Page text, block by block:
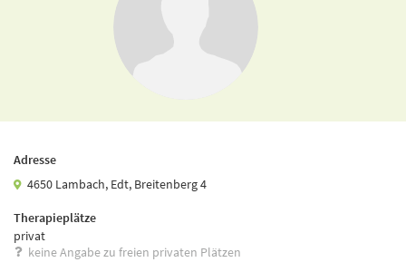
Adresse
4650 Lambach, Edt, Breitenberg 4
Therapieplätze
privat
keine Angabe zu freien privaten Plätzen